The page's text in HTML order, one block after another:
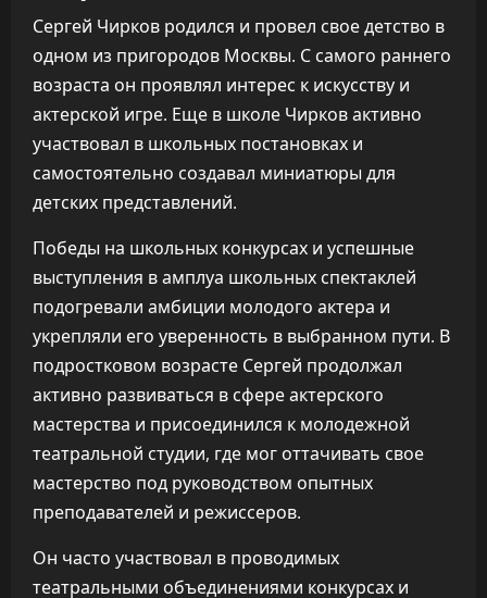
Сергей Чирков родился и провел свое детство в
одном из пригородов Москвы. С самого раннего
возраста он проявлял интерес к искусству и
актерской игре. Еще в школе Чирков активно
участвовал в школьных постановках и
самостоятельно создавал миниатюры для
детских представлений.
Победы на школьных конкурсах и успешные
выступления в амплуа школьных спектаклей
подогревали амбиции молодого актера и
укрепляли его уверенность в выбранном пути. В
подростковом возрасте Сергей продолжал
активно развиваться в сфере актерского
мастерства и присоединился к молодежной
театральной студии, где мог оттачивать свое
мастерство под руководством опытных
преподавателей и режиссеров.
Он часто участвовал в проводимых
театральными объединениями конкурсах и